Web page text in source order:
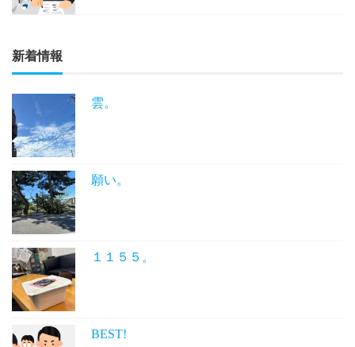
新着情報
雲。
願い。
１１５５。
BEST!